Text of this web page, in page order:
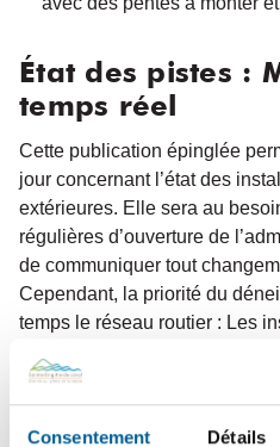
Consentement Détails
État des pistes :
temps réel
Cette publication épinglée
jour concernant l’état des
extérieures. Elle sera au
régulières d’ouverture de
de communiquer tout
Cependant, la priorité du
temps le réseau routier : Les
les routes et trottoirs sont
Lien vers la publication pour